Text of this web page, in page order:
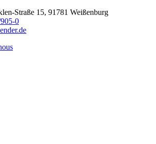
Straße 15, 91781 Weißenburg
0